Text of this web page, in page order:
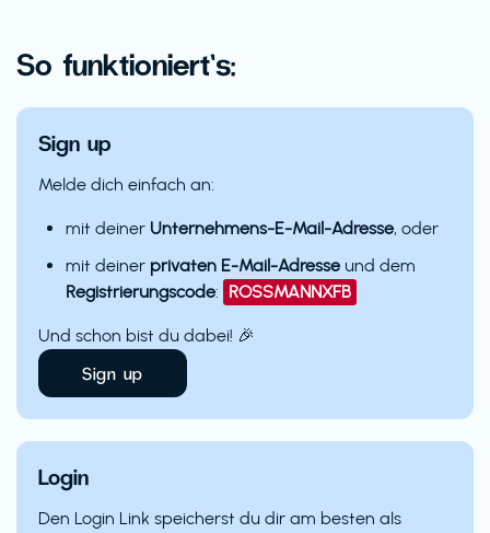
So funktioniert’s:
Sign up
Melde dich einfach an:
mit deiner Unternehmens-E-Mail-Adresse, oder
mit deiner privaten E-Mail-Adresse und dem
Registrierungscode: ROSSMANNXFB
Und schon bist du dabei! 🎉
Sign up
Login
Den Login Link speicherst du dir am besten als